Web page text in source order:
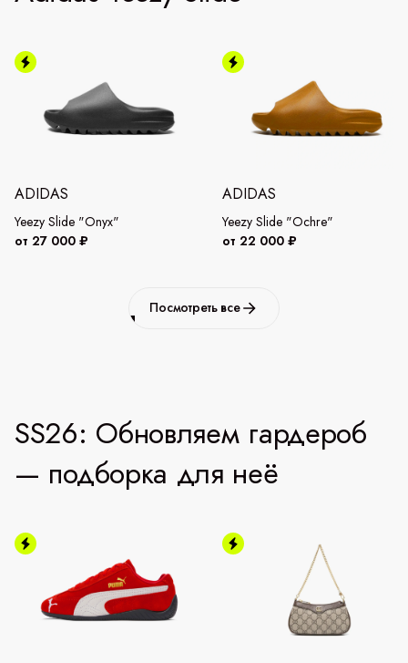
ADIDAS
Yeezy Slide "Onyx"
от 27 000 ₽
ADIDAS
Yeezy Slide "Ochre"
от 22 000 ₽
Посмотреть все
SS26: Обновляем гардероб
— подборка для неё